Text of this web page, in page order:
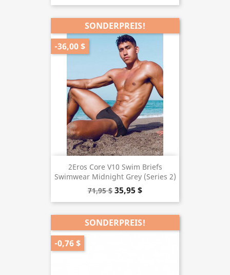
2Eros Core V10 Swim Briefs
Swimwear Midnight Grey (Series 2)
71,95 $ 35,95 $
SONDERPREIS!
-36,00 $
SONDERPREIS!
-0,76 $